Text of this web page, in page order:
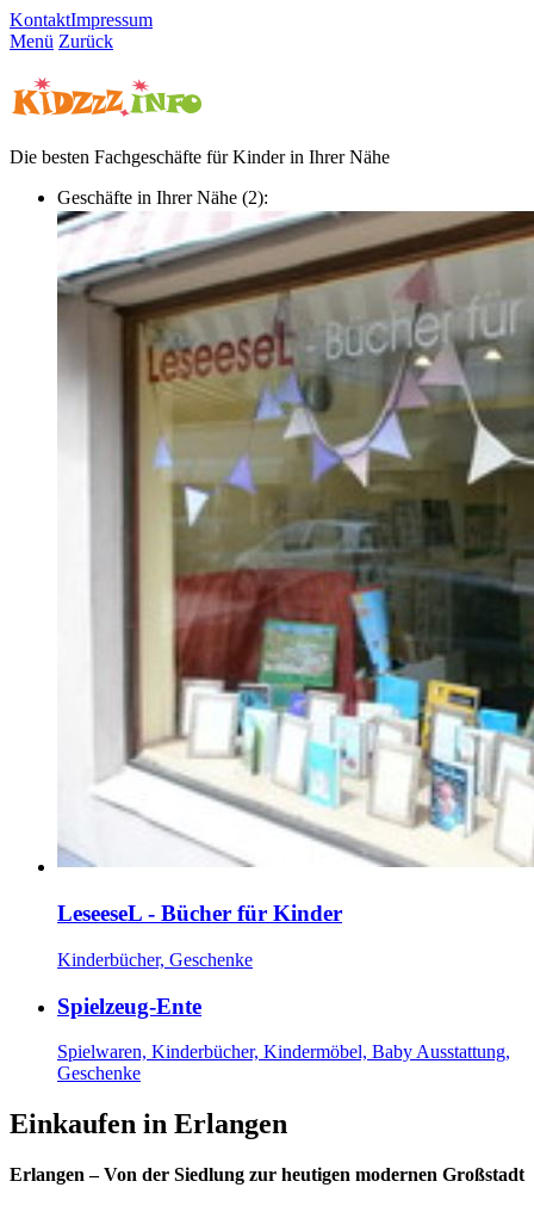
KontaktImpressum
Menü Zurück
Die besten Fachgeschäfte für Kinder in Ihrer Nähe
Geschäfte in Ihrer Nähe (2):
LeseeseL - Bücher für Kinder
Kinderbücher, Geschenke
Spielzeug-Ente
Spielwaren, Kinderbücher, Kindermöbel, Baby Ausstattung,
Geschenke
Einkaufen in Erlangen
Erlangen – Von der Siedlung zur heutigen modernen Großstadt